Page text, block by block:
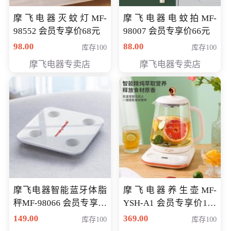
摩飞电器灭蚊灯MF-
98552 会员专享价68元
98.00
库存100
摩飞电器专卖店
摩飞电器电蚊拍MF-
98007 会员专享价66元
88.00
库存100
摩飞电器专卖店
摩飞电器智能蓝牙体脂
秤MF-98066 会员专享价
98元
149.00 库存100
摩飞电器养生壶MF-
YSH-A1 会员专享价198
元
369.00 库存100